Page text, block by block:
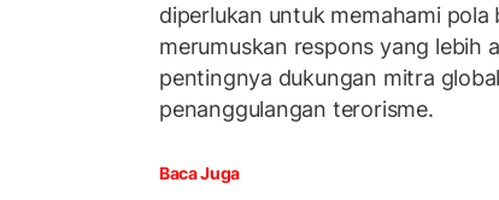
diperlukan untuk memahami pola
merumuskan respons yang lebih
pentingnya dukungan mitra
penanggulangan terorisme.
Baca Juga